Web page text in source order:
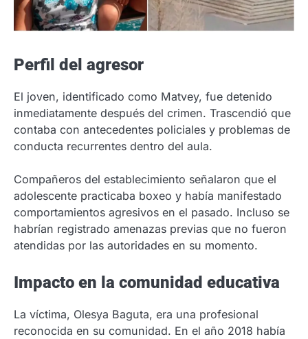
Perfil del agresor
El joven, identificado como Matvey, fue detenido
inmediatamente después del crimen. Trascendió que
contaba con antecedentes policiales y problemas de
conducta recurrentes dentro del aula.
Compañeros del establecimiento señalaron que el
adolescente practicaba boxeo y había manifestado
comportamientos agresivos en el pasado. Incluso se
habrían registrado amenazas previas que no fueron
atendidas por las autoridades en su momento.
Impacto en la comunidad educativa
La víctima, Olesya Baguta, era una profesional
reconocida en su comunidad. En el año 2018 había